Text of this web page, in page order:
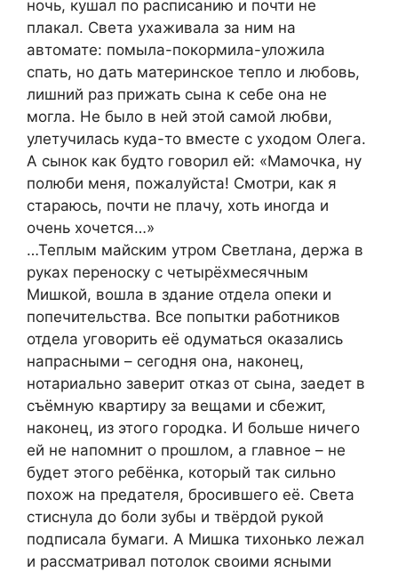
ночь, кушал по расписанию и почти не
плакал. Света ухаживала за ним на
автомате: помыла-покормила-уложила
спать, но дать материнское тепло и любовь,
лишний раз прижать сына к себе она не
могла. Не было в ней этой самой любви,
улетучилась куда-то вместе с уходом Олега.
А сынок как будто говорил ей: «Мамочка, ну
полюби меня, пожалуйста! Смотри, как я
стараюсь, почти не плачу, хоть иногда и
очень хочется…»
…Теплым майским утром Светлана, держа в
руках переноску с четырёхмесячным
Мишкой, вошла в здание отдела опеки и
попечительства. Все попытки работников
отдела уговорить её одуматься оказались
напрасными – сегодня она, наконец,
нотариально заверит отказ от сына, заедет в
съёмную квартиру за вещами и сбежит,
наконец, из этого городка. И больше ничего
ей не напомнит о прошлом, а главное – не
будет этого ребёнка, который так сильно
похож на предателя, бросившего её. Света
стиснула до боли зубы и твёрдой рукой
подписала бумаги. А Мишка тихонько лежал
и рассматривал потолок своими ясными